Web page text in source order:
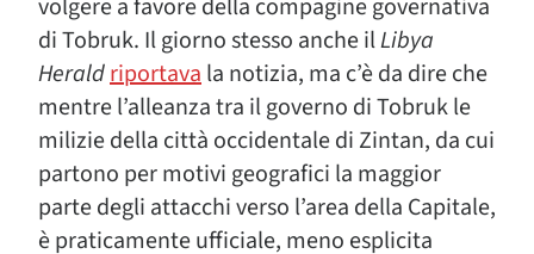
volgere a favore della compagine governativa
di Tobruk. Il giorno stesso anche ilLibya
Heraldriportavala notizia, ma c’è da dire che
mentre l’alleanza tra il governo di Tobruk le
milizie della città occidentale di Zintan, da cui
partono per motivi geografici la maggior
parte degli attacchi verso l’area della Capitale,
è praticamente ufficiale, meno esplicita